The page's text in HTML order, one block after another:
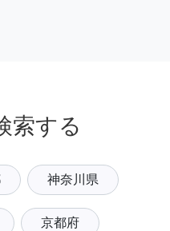
索する
神奈川県
京都府